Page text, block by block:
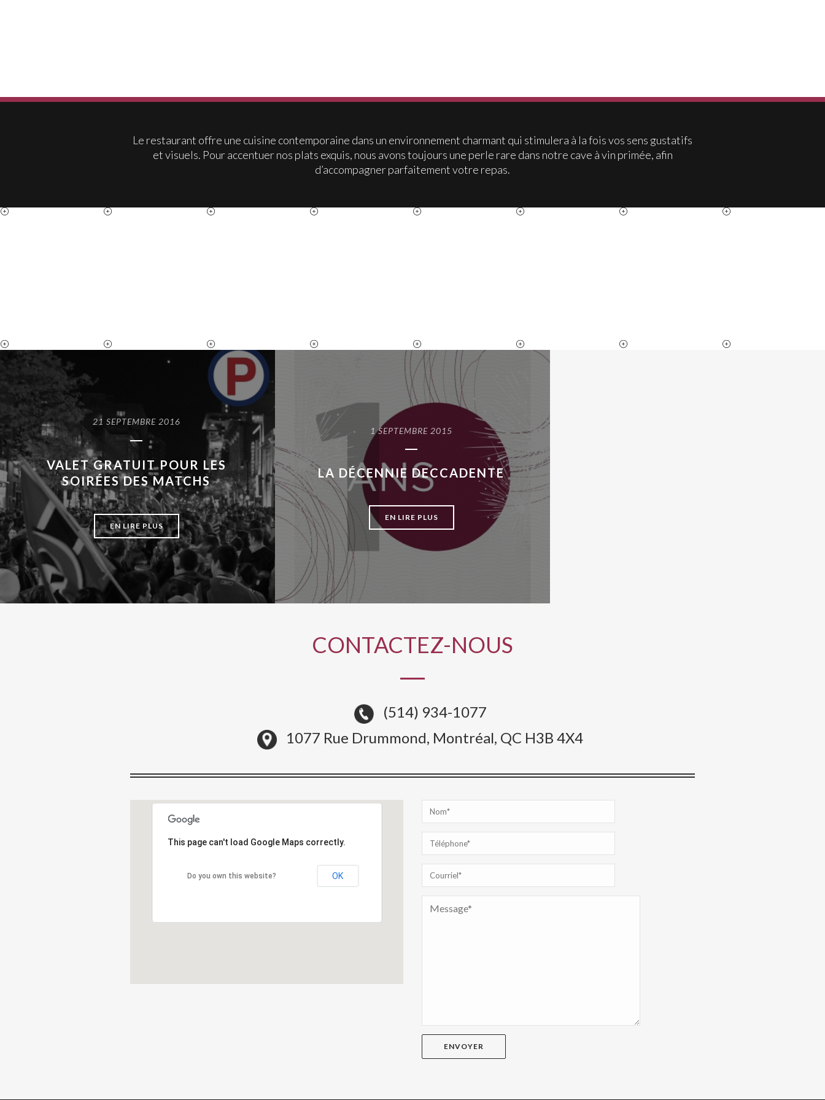
Le restaurant offre une cuisine contemporaine dans un environnement charmant qui stimulera à la fois vos sens gustatifs
et visuels. Pour accentuer nos plats exquis, nous avons toujours une perle rare dans notre cave à vin primée, afin
d’accompagner parfaitement votre repas.
21 SEPTEMBRE 2016
VALET GRATUIT POUR LES
SOIRÉES DES MATCHS
EN LIRE PLUS
6 NOVEMBRE 2015
BOUCHON DECCADENT
EN LIRE PLUS
1 SEPTEMBRE 2015
LA DÉCENNIE DECCADENTE
EN LIRE PLUS
CONTACTEZ-NOUS
(514) 934-1077
1077 Rue Drummond, Montréal, QC H3B 4X4
This page can't load Google Maps correctly.
Do you own this website? OK
This page can't load Google Maps correctly.
Do you own this website? OK